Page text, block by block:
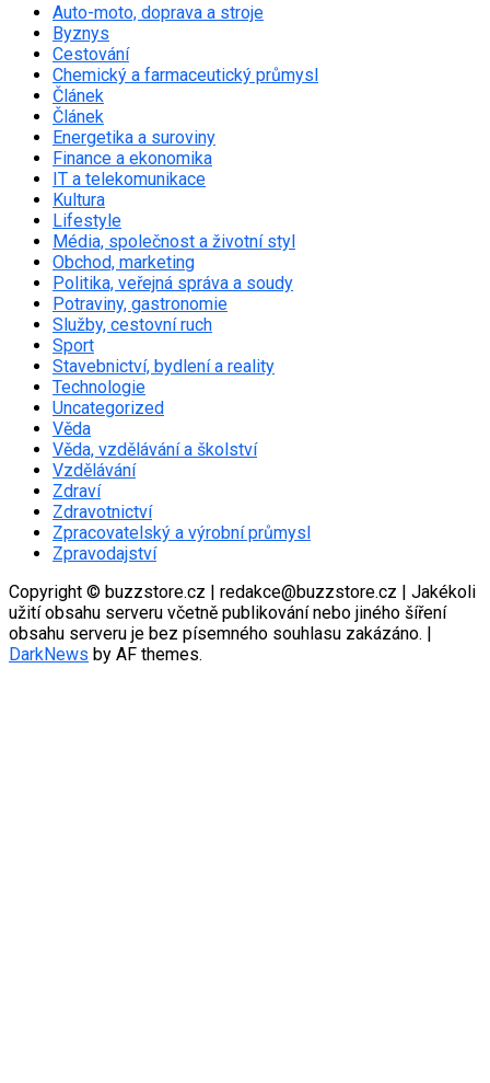
Auto-moto, doprava a stroje
Byznys
Cestování
Chemický a farmaceutický průmysl
Článek
Článek
Energetika a suroviny
Finance a ekonomika
IT a telekomunikace
Kultura
Lifestyle
Média, společnost a životní styl
Obchod, marketing
Politika, veřejná správa a soudy
Potraviny, gastronomie
Služby, cestovní ruch
Sport
Stavebnictví, bydlení a reality
Technologie
Uncategorized
Věda
Věda, vzdělávání a školství
Vzdělávání
Zdraví
Zdravotnictví
Zpracovatelský a výrobní průmysl
Zpravodajství
Copyright © buzzstore.cz | redakce@buzzstore.cz | Jakékoli
užití obsahu serveru včetně publikování nebo jiného šíření
obsahu serveru je bez písemného souhlasu zakázáno. |
DarkNews by AF themes.